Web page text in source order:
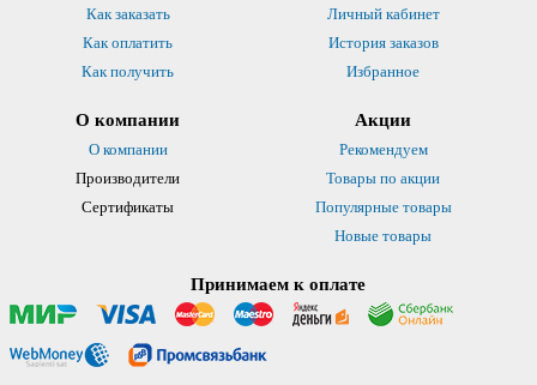
Как заказать
Как оплатить
Как получить
Личный кабинет
История заказов
Избранное
О компании
О компании
Производители
Сертификаты
Акции
Рекомендуем
Товары по акции
Популярные товары
Новые товары
Принимаем к оплате